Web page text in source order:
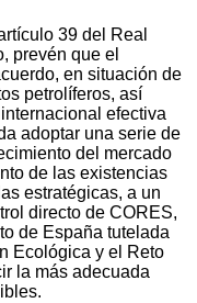
39 del Real
prevén que el
en situación de
petrolíferos, así
efectiva
adoptar una serie de
del mercado
de las existencias
estratégicas, a un
directo de CORES,
de España tutelada
Ecológica y el Reto
la más adecuada